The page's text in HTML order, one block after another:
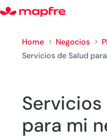
Home 5 Negocios 5
Servicios de Salud
Servicios
para mi